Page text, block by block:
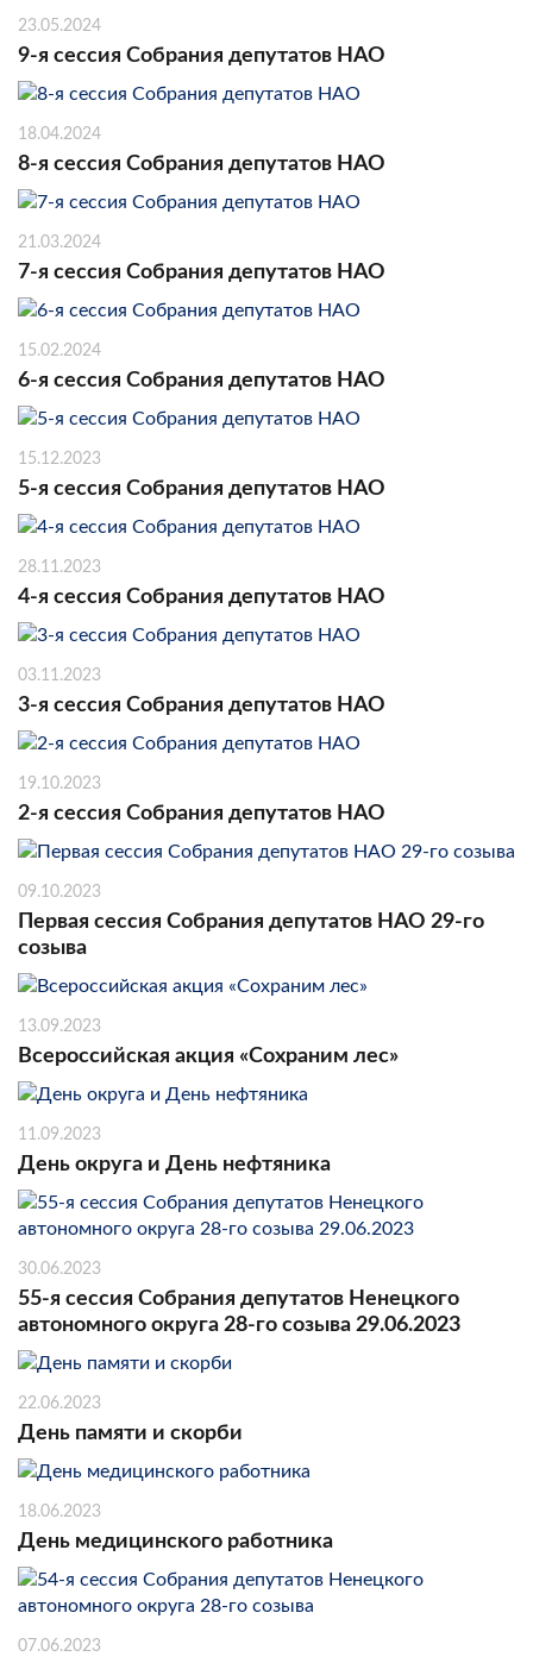
23.05.2024
9-я сессия Собрания депутатов НАО
18.04.2024
8-я сессия Собрания депутатов НАО
21.03.2024
7-я сессия Собрания депутатов НАО
15.02.2024
6-я сессия Собрания депутатов НАО
15.12.2023
5-я сессия Собрания депутатов НАО
28.11.2023
4-я сессия Собрания депутатов НАО
03.11.2023
3-я сессия Собрания депутатов НАО
19.10.2023
2-я сессия Собрания депутатов НАО
09.10.2023
Первая сессия Собрания депутатов НАО 29-го
созыва
13.09.2023
Всероссийская акция «Сохраним лес»
11.09.2023
День округа и День нефтяника
30.06.2023
55-я сессия Собрания депутатов Ненецкого
автономного округа 28-го созыва 29.06.2023
22.06.2023
День памяти и скорби
18.06.2023
День медицинского работника
07.06.2023